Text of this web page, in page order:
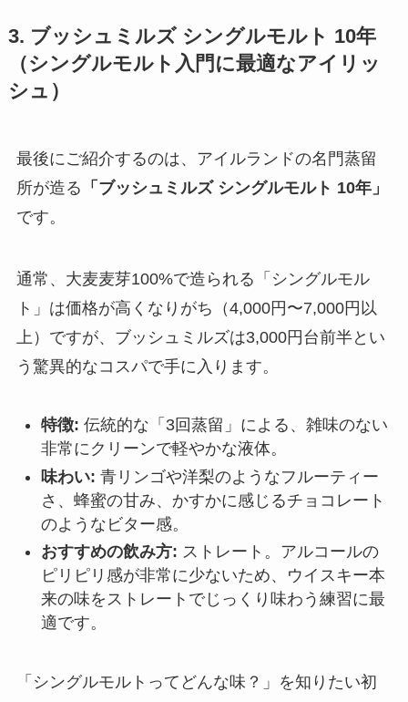
3. ブッシュミルズ シングルモルト 10年
（シングルモルト入門に最適なアイリッ
シュ）
最後にご紹介するのは、アイルランドの名門蒸留
所が造る 「ブッシュミルズ シングルモルト 10年」
です。
通常、大麦麦芽100%で造られる「シングルモル
ト」は価格が高くなりがち（4,000円〜7,000円以
上）ですが、ブッシュミルズは3,000円台前半とい
う驚異的なコスパで手に入ります。
特徴: 伝統的な「3回蒸留」による、雑味のない
非常にクリーンで軽やかな液体。
味わい: 青リンゴや洋梨のようなフルーティー
さ、蜂蜜の甘み、かすかに感じるチョコレート
のようなビター感。
おすすめの飲み方: ストレート。アルコールの
ピリピリ感が非常に少ないため、ウイスキー本
来の味をストレートでじっくり味わう練習に最
適です。
「シングルモルトってどんな味？」を知りたい初